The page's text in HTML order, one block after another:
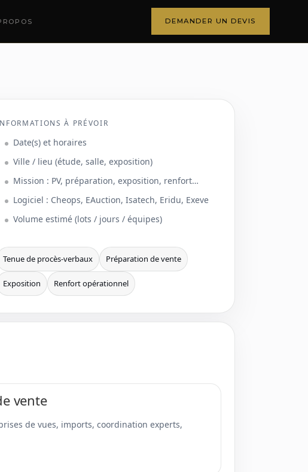
DEMANDER UN DEVIS
À PRÉVOIR
Date(s) et horaires
Ville / lieu (étude, salle, exposition)
Mission : PV, préparation, exposition, renfort…
Logiciel : Cheops, EAuction, Isatech, Eridu, Exeve
Volume estimé (lots / jours / équipes)
Tenue de procès-verbaux Préparation de vente
Exposition Renfort opérationnel
vente
de vues, imports, coordination experts,